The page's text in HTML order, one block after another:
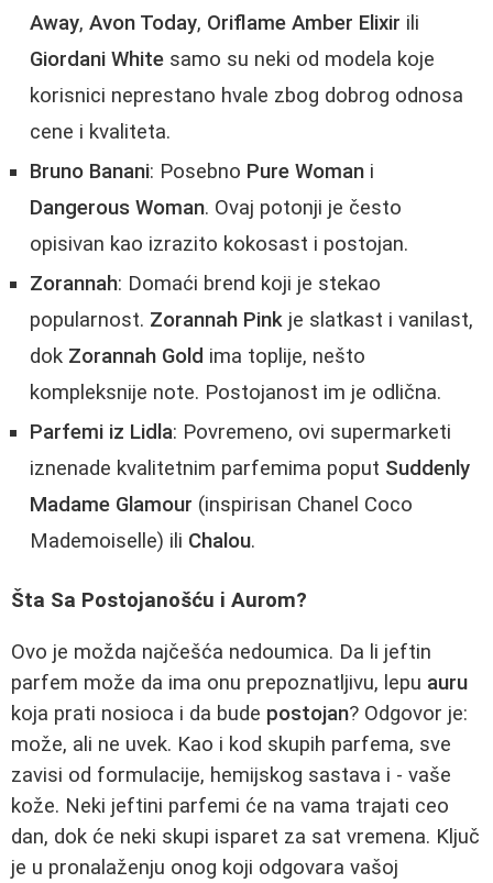
Away, Avon Today, Oriflame Amber Elixir ili
Giordani White samo su neki od modela koje
korisnici neprestano hvale zbog dobrog odnosa
cene i kvaliteta.
Bruno Banani: Posebno Pure Woman i
Dangerous Woman. Ovaj potonji je često
opisivan kao izrazito kokosast i postojan.
Zorannah: Domaći brend koji je stekao
popularnost. Zorannah Pink je slatkast i vanilast,
dok Zorannah Gold ima toplije, nešto
kompleksnije note. Postojanost im je odlična.
Parfemi iz Lidla: Povremeno, ovi supermarketi
iznenade kvalitetnim parfemima poput Suddenly
Madame Glamour (inspirisan Chanel Coco
Mademoiselle) ili Chalou.
Šta Sa Postojanošću i Aurom?
Ovo je možda najčešća nedoumica. Da li jeftin
parfem može da ima onu prepoznatljivu, lepu auru
koja prati nosioca i da bude postojan? Odgovor je:
može, ali ne uvek. Kao i kod skupih parfema, sve
zavisi od formulacije, hemijskog sastava i - vaše
kože. Neki jeftini parfemi će na vama trajati ceo
dan, dok će neki skupi isparet za sat vremena. Ključ
je u pronalaženju onog koji odgovara vašoj